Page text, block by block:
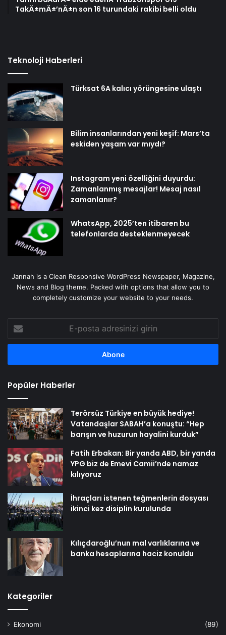
TakÄ±mÄ±’nÄ±n son 16 turundaki rakibi belli oldu
Teknoloji Haberleri
Türksat 6A kalıcı yörüngesine ulaştı
Bilim insanlarından yeni keşif: Mars’ta
eskiden yaşam var mıydı?
Instagram yeni özelliğini duyurdu:
Zamanlanmış mesajlar! Mesaj nasıl
zamanlanır?
WhatsApp, 2025’ten itibaren bu
telefonlarda desteklenmeyecek
Jannah is a Clean Responsive WordPress Newspaper, Magazine,
News and Blog theme. Packed with options that allow you to
completely customize your website to your needs.
posta
adresinizi
Popüler Haberler
Terörsüz Türkiye en büyük hediye!
Vatandaşlar SABAH’a konuştu: “Hep
barışın ve huzurun hayalini kurduk”
Fatih Erbakan: Bir yanda ABD, bir yanda
YPG biz de Emevi Camii’nde namaz
kılıyoruz
İhraçları istenen teğmenlerin dosyası
ikinci kez disiplin kurulunda
Kılıçdaroğlu’nun mal varlıklarına ve
banka hesaplarına haciz konuldu
Kategoriler
Ekonomi
(89)